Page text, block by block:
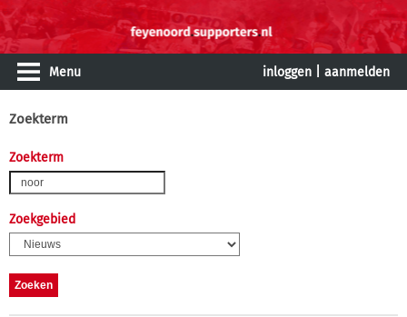
Menu inloggen aanmelden
Zoekterm
Zoekterm
Zoekgebied